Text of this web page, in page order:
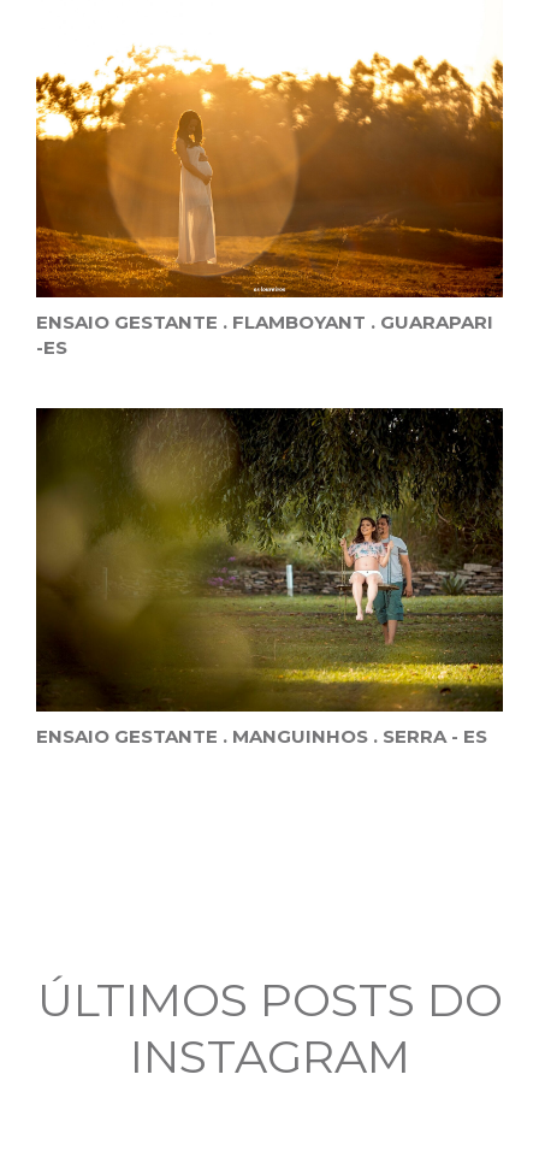
ENSAIO GESTANTE . FLAMBOYANT . GUARAPARI
-ES
ENSAIO GESTANTE . MANGUINHOS . SERRA - ES
ÚLTIMOS POSTS DO
INSTAGRAM